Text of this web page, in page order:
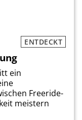
ENTDECKT
ein
Freeride-
meistern